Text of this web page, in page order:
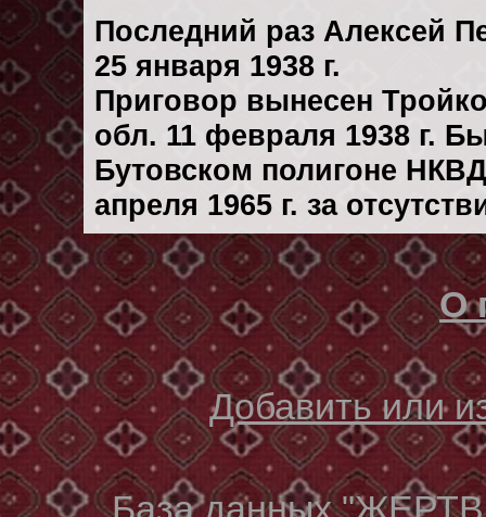
Последний раз Алексей
25 января 1938 г.
Приговор вынесен
обл. 11 февраля 1938 г.
Бутовском полигоне
апреля 1965 г. за
О
Добавить или
База данных